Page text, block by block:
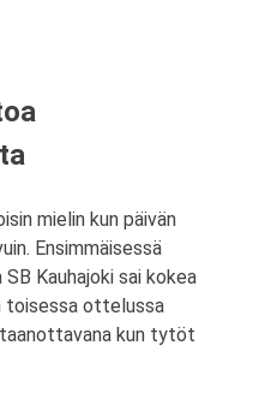
mielin kun päivän
Ensimmäisessä
Kauhajoki sai kokea
toisessa ottelussa
kun tytöt